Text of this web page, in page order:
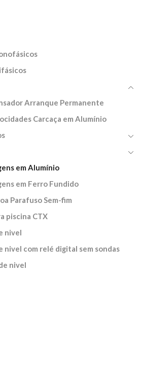
Arranque Permanente
Carcaça em Alumínio
em Alumínio
em Ferro Fundido
Parafuso Sem-fim
piscina CTX
nivel
com relé digital sem sondas
nivel